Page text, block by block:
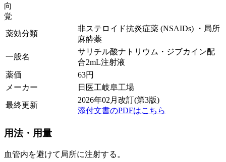
向
覚
薬効分類
非ステロイド抗炎症薬 (NSAIDs) ・局所
麻酔薬
一般名
サリチル酸ナトリウム・ジブカイン配
合2mL注射液
薬価
63円
メーカー
日医工岐阜工場
最終更新
2026年02月改訂(第3版)
添付文書のPDFはこちら
用法・用量
血管内を避けて局所に注射する。